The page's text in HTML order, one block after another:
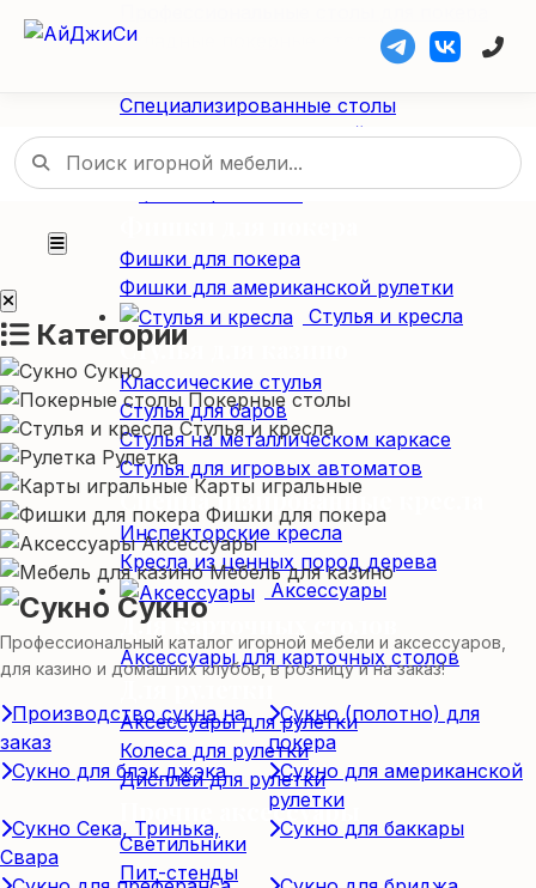
Складные покерные столы
Специализированные столы
Специализированные столы
Столы для американской рулетки
Столы из массива дерева
Фишки / Жетоны
Фишки для покера
Фишки для американской рулетки
Стулья и кресла
Стулья для казино
Классические стулья
Стулья для баров
Стулья на металлическом каркасе
Стулья для игровых автоматов
Специализированные кресла
Инспекторские кресла
Кресла из ценных пород дерева
Аксессуары
Для карточных столов
Аксессуары для карточных столов
Для рулетки
Аксессуары для рулетки
Колеса для рулетки
Дисплеи для рулетки
Прочие аксессуары
Светильники
Пит-стенды
Категории
Сукно
Покерные столы
Стулья и кресла
Рулетка
Карты игральные
Фишки для покера
Аксессуары
Мебель для казино
Сукно
Профессиональный каталог игорной мебели и аксессуаров,
для казино и домашних клубов, в розницу и на заказ!
Производство сукна на
заказ
Сукно (полотно) для
покера
Сукно для блэк джэка
Сукно для американской
рулетки
Сукно Сека, Тринька,
Свара
Сукно для баккары